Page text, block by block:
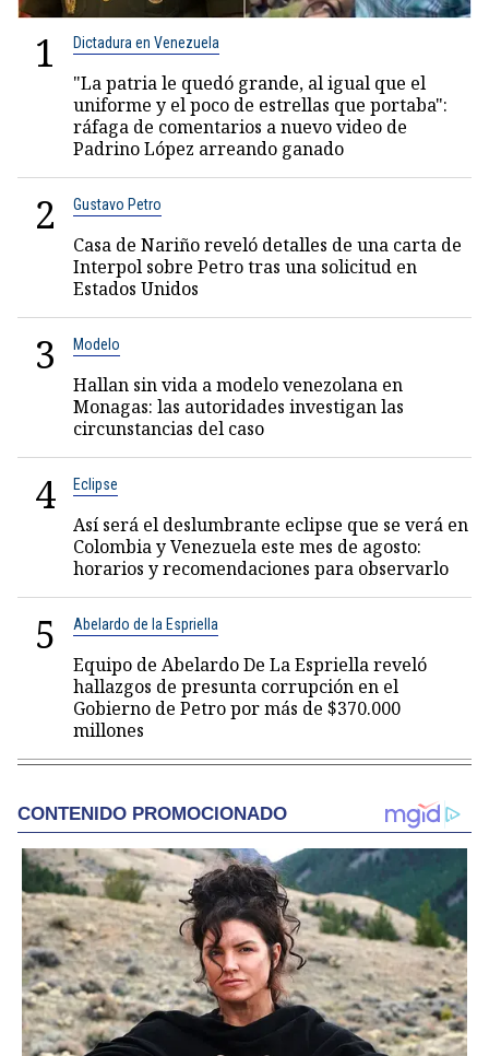
1 Dictadura en Venezuela
"La patria le quedó grande, al igual que el
uniforme y el poco de estrellas que portaba":
ráfaga de comentarios a nuevo video de
Padrino López arreando ganado
2 Gustavo Petro
Casa de Nariño reveló detalles de una carta de
Interpol sobre Petro tras una solicitud en
Estados Unidos
3 Modelo
Hallan sin vida a modelo venezolana en
Monagas: las autoridades investigan las
circunstancias del caso
4 Eclipse
Así será el deslumbrante eclipse que se verá en
Colombia y Venezuela este mes de agosto:
horarios y recomendaciones para observarlo
5 Abelardo de la Espriella
Equipo de Abelardo De La Espriella reveló
hallazgos de presunta corrupción en el
Gobierno de Petro por más de $370.000
millones